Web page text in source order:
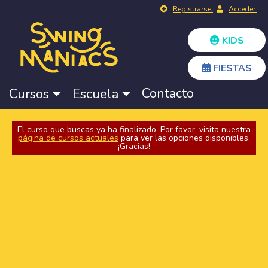
Registrarse Acceder
KIDS
FIESTAS
Cursos Escuela Contacto
El curso que buscas ya ha finalizado. Por favor, visita nuestra
página de cursos actuales para ver las opciones disponibles.
¡Gracias!